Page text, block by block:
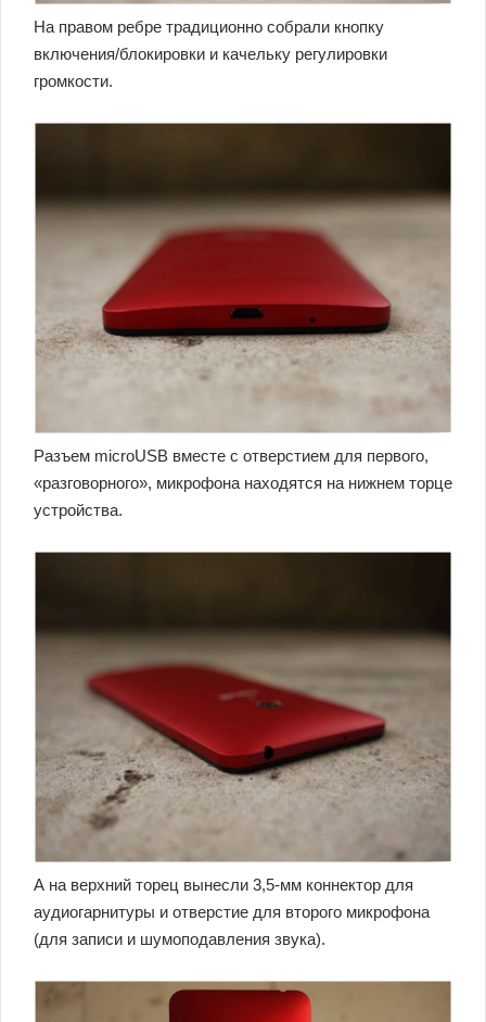
На правом ребре традиционно собрали кнопку
включения/блокировки и качельку регулировки
громкости.
Разъем microUSB вместе с отверстием для первого,
«разговорного», микрофона находятся на нижнем торце
устройства.
А на верхний торец вынесли 3,5-мм коннектор для
аудиогарнитуры и отверстие для второго микрофона
(для записи и шумоподавления звука).